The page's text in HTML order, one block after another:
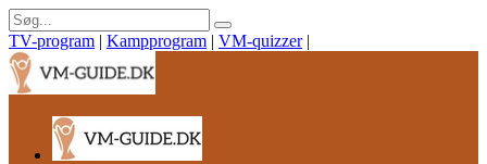
TV-program | Kampprogram | VM-quizzer |